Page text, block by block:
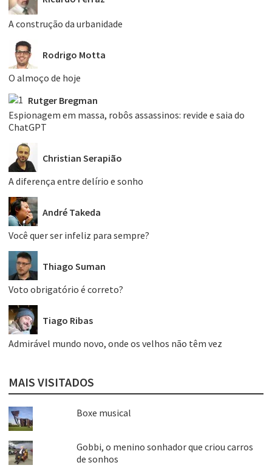
A construção da urbanidade
Rodrigo Motta
O almoço de hoje
Rutger Bregman
Espionagem em massa, robôs assassinos: revide e saia do
ChatGPT
Christian Serapião
A diferença entre delírio e sonho
André Takeda
Você quer ser infeliz para sempre?
Thiago Suman
Voto obrigatório é correto?
Tiago Ribas
Admirável mundo novo, onde os velhos não têm vez
MAIS VISITADOS
Boxe musical
Gobbi, o menino sonhador que criou carros
de sonhos